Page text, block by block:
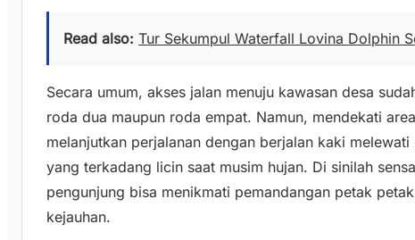
Read also: Tur Sekumpul Waterfall Lovina Dolphin
Secara umum, akses jalan menuju kawasan desa
roda dua maupun roda empat. Namun, mendekati
melanjutkan perjalanan dengan berjalan kaki
yang terkadang licin saat musim hujan. Di sinilah
pengunjung bisa menikmati pemandangan petak
kejauhan.